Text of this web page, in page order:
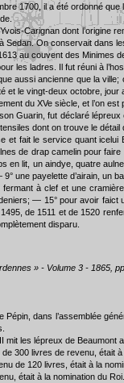
1700, il a été ordonné
Carignan dont l’origine
Sedan. On conservait dans
au couvent des Minimes
les ladres. Il fut réuni à
aussi ancienne que la
et le vingt-deux octobre,
du XVe siècle, et l’on
Guarin, fut déclaré
dont on trouve le détail
et fait le service quant
de drap camelin pour
en lit, un aindye, quatre
une payelette d’airain, un
à clef et une
— 15° pour avoir faict
de 1511 et de 1520
disparu.
» - Volume 3 - 1865,
dans l’assemblée
mit les lépreux de
300 livres de revenu, était
de 120 livres, était à la
était à la nomination du Roi.